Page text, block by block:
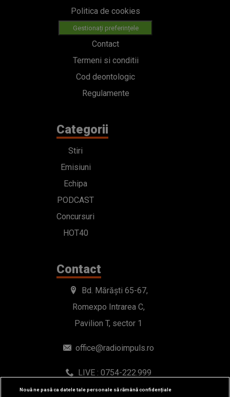
Politica de cookies
Gestionați preferințele
Contact
Termeni si conditii
Cod deontologic
Regulamente
Categorii
Stiri
Emisiuni
Echipa
PODCAST
Concursuri
HOT40
Contact
Bd. Mărăști 65-67,
Romexpo Intrarea C,
Pavilion T, sector 1
office@radioimpuls.ro
LIVE : 0754-222.999
WhatsApp: 0754-222.999
Nouă ne pasă ca datele tale personale să rămână confidențiale